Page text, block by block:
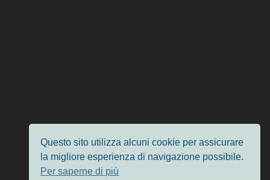
Questo sito utilizza alcuni cookie per assicurare
la migliore esperienza di navigazione possibile.
Per saperne di più